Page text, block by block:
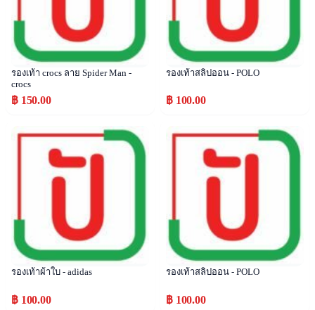
รองเท้า crocs ลาย Spider Man -
crocs
฿ 150.00
รองเท้าสลิปออน - POLO
฿ 100.00
Popular
รองเท้าผ้าใบ - adidas
฿ 100.00
Popular
รองเท้าสลิปออน - POLO
฿ 100.00